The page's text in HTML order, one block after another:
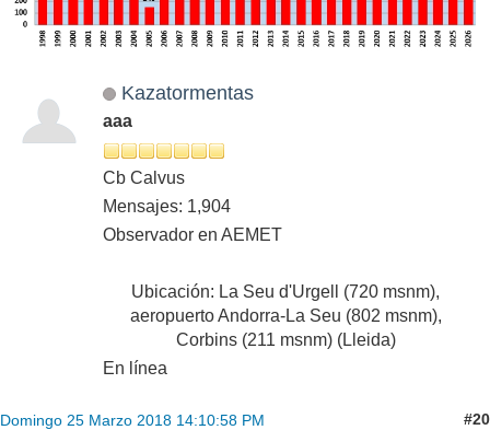
Kazatormentas
aaa
Cb Calvus
Mensajes: 1,904
Observador en AEMET
Ubicación: La Seu d'Urgell (720 msnm),
aeropuerto Andorra-La Seu (802 msnm),
Corbins (211 msnm) (Lleida)
En línea
Domingo 25 Marzo 2018 14:10:58 PM #20